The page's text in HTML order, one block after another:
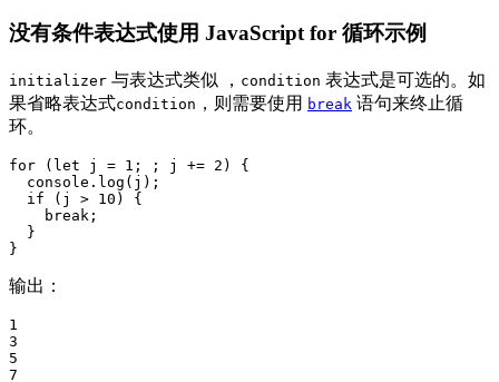
没有条件表达式使用 JavaScript for 循环示例
initializer 与表达式类似 ， condition 表达式是可选的。如
果省略表达式condition ，则需要使用 break 语句来终止循
环。
for (let j = 1; ; j += 2) {
  console.log(j);
  if (j > 10) {
    break;
  }
输出：
1
3
5
7